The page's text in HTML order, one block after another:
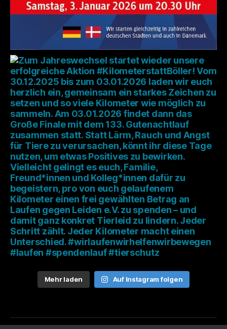
Mehr laden Auf Instagram folgen